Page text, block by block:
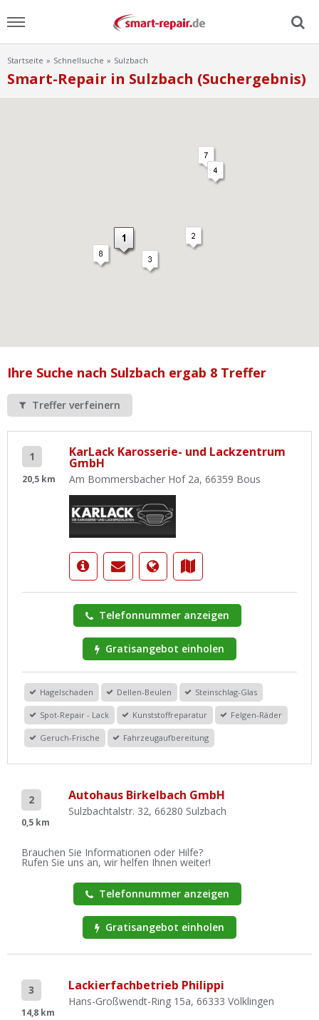
Menu
Home
Werkstatt Login
Startseite Schnellsuche Sulzbach
Smart-Repair in Sulzbach (Suchergebnis)
Ihre Suche nach Sulzbach ergab 8 Treffer
Treffer verfeinern
1
20,5 km
KarLack Karosserie- und Lackzentrum
GmbH
Am Bommersbacher Hof 2a, 66359 Bous
Telefonnummer anzeigen
Gratisangebot einholen
Hagelschaden Dellen-Beulen Steinschlag-Glas
Spot-Repair - Lack Kunststoffreparatur Felgen-Räder
Geruch-Frische Fahrzeugaufbereitung
2
0,5 km
Autohaus Birkelbach GmbH
Sulzbachtalstr. 32, 66280 Sulzbach
Brauchen Sie Informationen oder Hilfe?
Rufen Sie uns an, wir helfen Ihnen weiter!
Telefonnummer anzeigen
Gratisangebot einholen
3
14,8 km
Lackierfachbetrieb Philippi
Hans-Großwendt-Ring 15a, 66333 Völklingen